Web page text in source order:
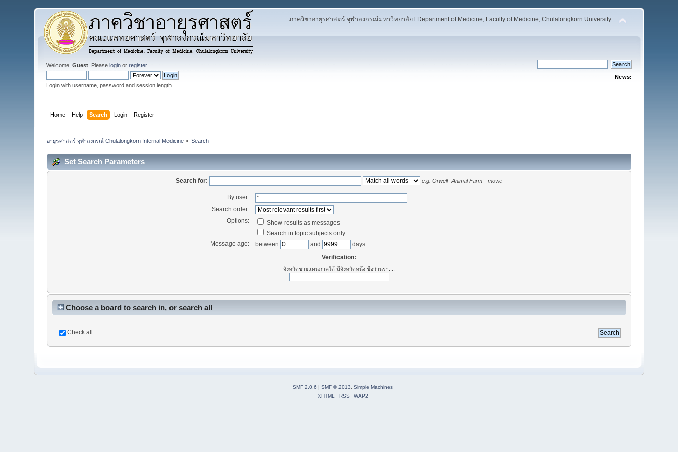
ภาควิชาอายุรศาสตร์ จุฬาลงกรณ์มหาวิทยาลัย l Department of Medicine, Faculty of Medicine, Chulalongkorn University
Welcome,Guest . Pleaselogin orregister.
Login with username, password and session length
News:
Home Help Search Login Register
อายุรศาสตร์ จุฬาลงกรณ์ Chulalongkorn Internal Medicine » Search
Set Search Parameters
Search for: e.g. Orwell "Animal Farm" -movie
By user:
Search order:
Options:
Show results as messages
Search in topic subjects only
Message age:
between and
days
Verification:
จังหวัดชายแดนภาคใต้ มีจังหวัดหนึ่ง ชื่อว่านรา...:
Choose a board to search in, or search all
Check all
SMF 2.0.6 | SMF © 2013
Simple Machines
XHTML
RSS WAP2